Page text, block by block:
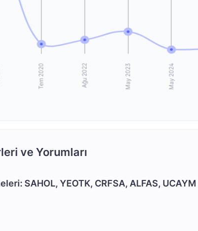
ve Yorumları
SAHOL, YEOTK, CRFSA, ALFAS,